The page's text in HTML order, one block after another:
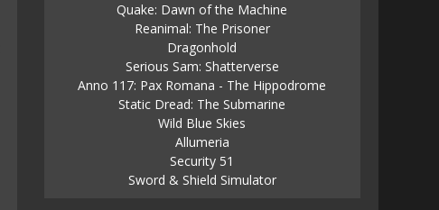
Quake: Dawn of the Machine
Reanimal: The Prisoner
Dragonhold
Serious Sam: Shatterverse
Anno 117: Pax Romana - The Hippodrome
Static Dread: The Submarine
Wild Blue Skies
Allumeria
Security 51
Sword & Shield Simulator